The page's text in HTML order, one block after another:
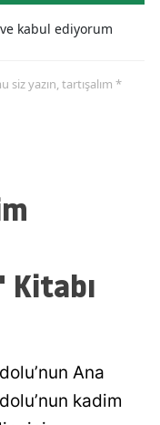
kabul ediyorum
yazın, tartışalım *
Kitabı
Ana
kadim